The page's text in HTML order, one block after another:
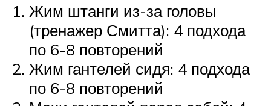
Жим штанги из-за головы
(тренажер Смитта): 4 подхода
по 6-8 повторений
Жим гантелей сидя: 4 подхода
по 6-8 повторений